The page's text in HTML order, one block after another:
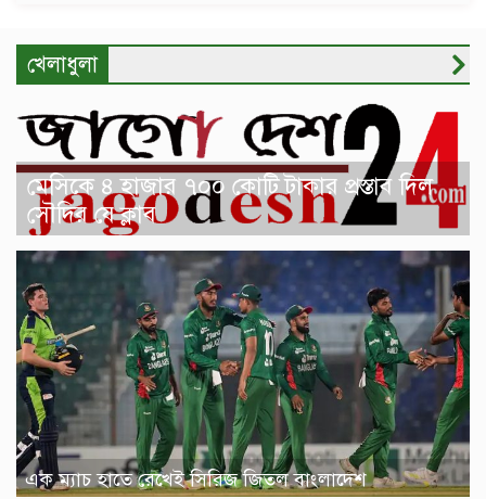
খেলাধুলা
মেসিকে ৪ হাজার ৭০০ কোটি টাকার প্রস্তাব দিল
সৌদির যে ক্লাব
এক ম্যাচ হাতে রেখেই সিরিজ জিতল বাংলাদেশ